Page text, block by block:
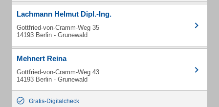
Lachmann Helmut Dipl.-Ing.
Gottfried-von-Cramm-Weg 35
14193 Berlin - Grunewald
Mehnert Reina
Gottfried-von-Cramm-Weg 43
14193 Berlin - Grunewald
Gratis-Digitalcheck